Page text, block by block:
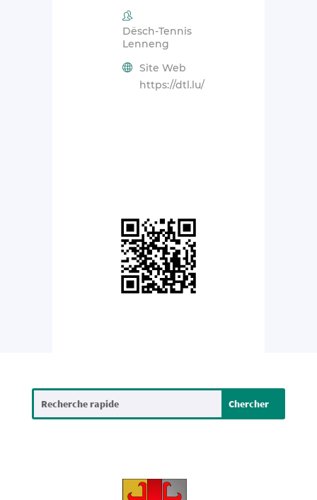
Dësch-Tennis
Lenneng
Site Web
https://dtl.lu/